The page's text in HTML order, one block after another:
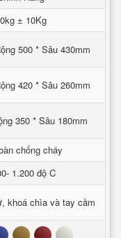
± 10Kg
500 * Sâu 430mm
420 * Sâu 260mm
350 * Sâu 180mm
chống cháy
1.200 độ C
khoá chìa và tay cầm
Nâu Đỏ Trắng